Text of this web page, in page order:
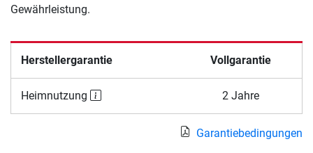
Gewährleistung.
Herstellergarantie Vollgarantie
Heimnutzung 2 Jahre
Garantiebedingungen